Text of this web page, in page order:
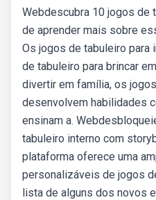
Webdescubra 10 jogos de
de aprender mais sobre
Os jogos de tabuleiro para
de tabuleiro para brincar
divertir em família, os
desenvolvem habilidades
ensinam a.
tabuleiro interno com
plataforma oferece uma
personalizáveis de jogos
lista de alguns dos novos